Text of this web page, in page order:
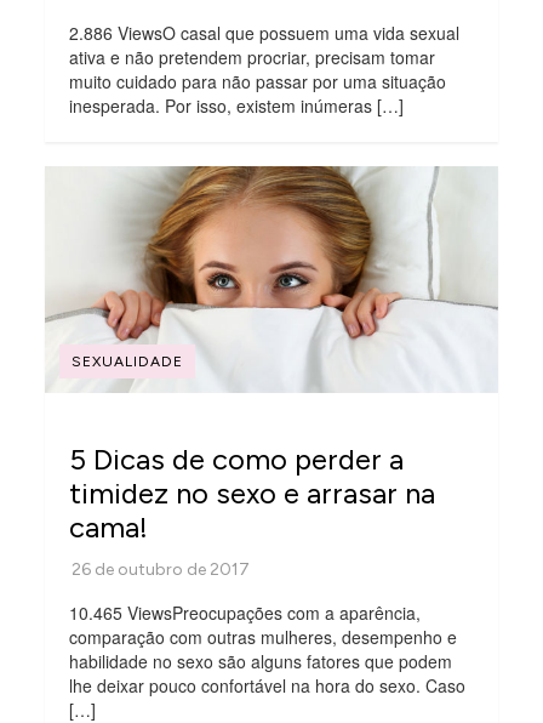
2.886 ViewsO casal que possuem uma vida sexual
ativa e não pretendem procriar, precisam tomar
muito cuidado para não passar por uma situação
inesperada. Por isso, existem inúmeras […]
SEXUALIDADE
5 Dicas de como perder a
timidez no sexo e arrasar na
cama!
10.465 ViewsPreocupações com a aparência,
comparação com outras mulheres, desempenho e
habilidade no sexo são alguns fatores que podem
lhe deixar pouco confortável na hora do sexo. Caso
[…]